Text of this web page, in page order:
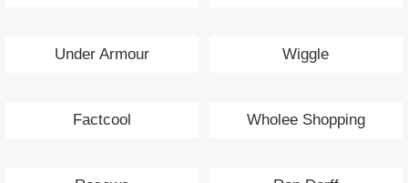
Under Armour Wiggle
Factcool Wholee Shopping